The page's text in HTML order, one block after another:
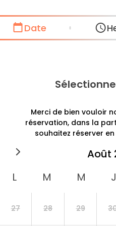
Date
Merci de bien vouloir
réservation, dans la
souhaitez réserver
août
27 28 29